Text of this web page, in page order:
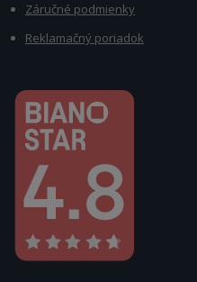
Záručné podmienky
Reklamačný poriadok